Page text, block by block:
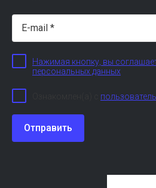
Нажимая кнопку, вы
персональных данных
Отправить